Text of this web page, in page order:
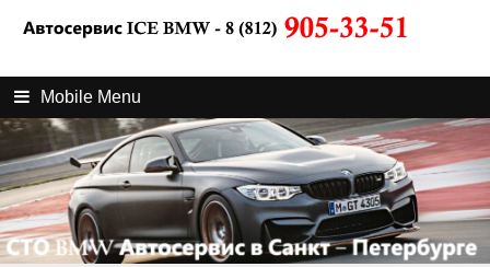
Mobile Menu